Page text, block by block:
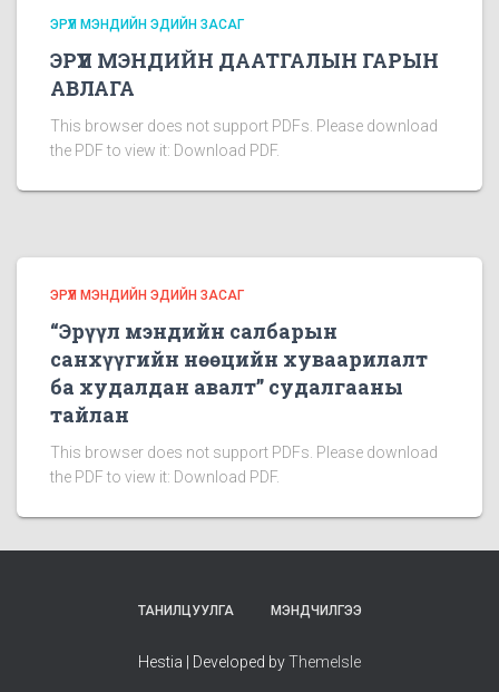
ЭРҮҮЛ МЭНДИЙН ЭДИЙН ЗАСАГ
ЭРҮҮЛ МЭНДИЙН ДААТГАЛЫН ГАРЫН
АВЛАГА
This browser does not support PDFs. Please download
the PDF to view it: Download PDF.
ЭРҮҮЛ МЭНДИЙН ЭДИЙН ЗАСАГ
“Эрүүл мэндийн салбарын
санхүүгийн нөөцийн хуваарилалт
ба худалдан авалт” судалгааны
тайлан
This browser does not support PDFs. Please download
the PDF to view it: Download PDF.
ТАНИЛЦУУЛГА МЭНДЧИЛГЭЭ
Hestia | Developed byThemeIsle